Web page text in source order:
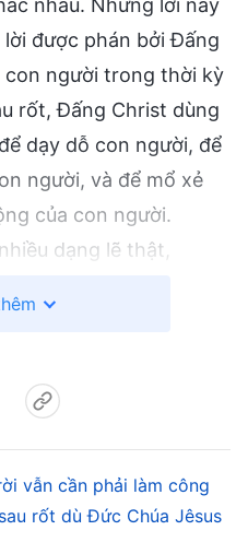
được phán bởi Đấng
con người trong thời kỳ
rốt, Đấng Christ dùng
dạy dỗ con người, để
người, và để mổ xẻ
của con người.
dạng lẽ thật,
Trời như thế nào,
trọn nhân tính bình
ngoan và tâm tính
bản chất của con
của họ. Cụ thể, những
vẫn cần phải làm công
rốt dù Đức Chúa Jêsus